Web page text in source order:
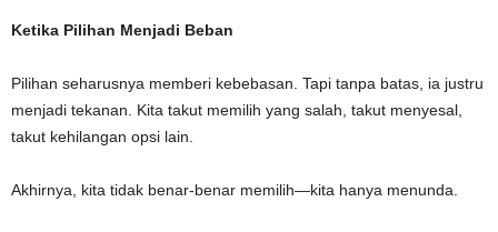
Ketika Pilihan Menjadi Beban
Pilihan seharusnya memberi kebebasan. Tapi tanpa batas, ia justru
menjadi tekanan. Kita takut memilih yang salah, takut menyesal,
takut kehilangan opsi lain.
Akhirnya, kita tidak benar-benar memilih—kita hanya menunda.